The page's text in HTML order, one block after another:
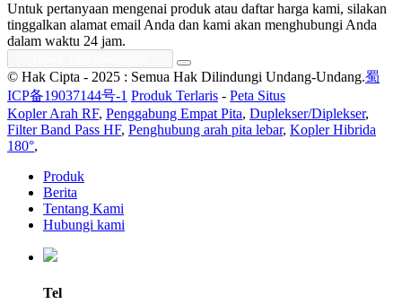
Untuk pertanyaan mengenai produk atau daftar harga kami, silakan
tinggalkan alamat email Anda dan kami akan menghubungi Anda
dalam waktu 24 jam.
© Hak Cipta - 2025 : Semua Hak Dilindungi Undang-Undang.蜀
ICP备19037144号-1 Produk Terlaris - Peta Situs
Kopler Arah RF, Penggabung Empat Pita, Duplekser/Diplekser,
Filter Band Pass HF, Penghubung arah pita lebar, Kopler Hibrida
180°,
Produk
Berita
Tentang Kami
Hubungi kami
Tel